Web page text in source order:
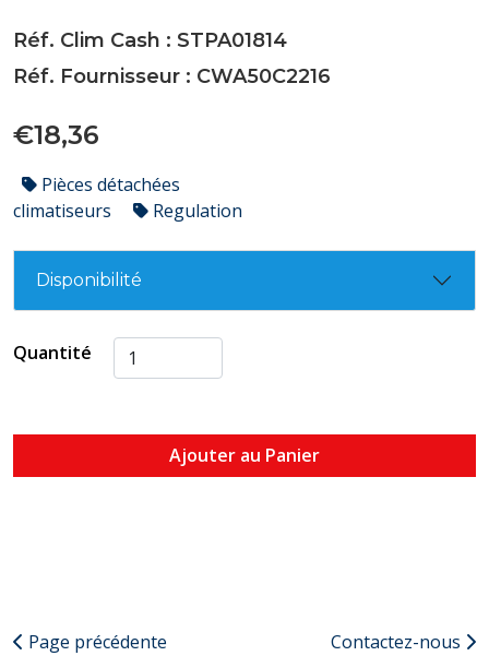
Réf. Clim Cash : STPA01814
Réf. Fournisseur : CWA50C2216
€18,36
Pièces détachées
climatiseurs
Regulation
Disponibilité
Quantité
Ajouter au Panier
Page précédente Contactez-nous